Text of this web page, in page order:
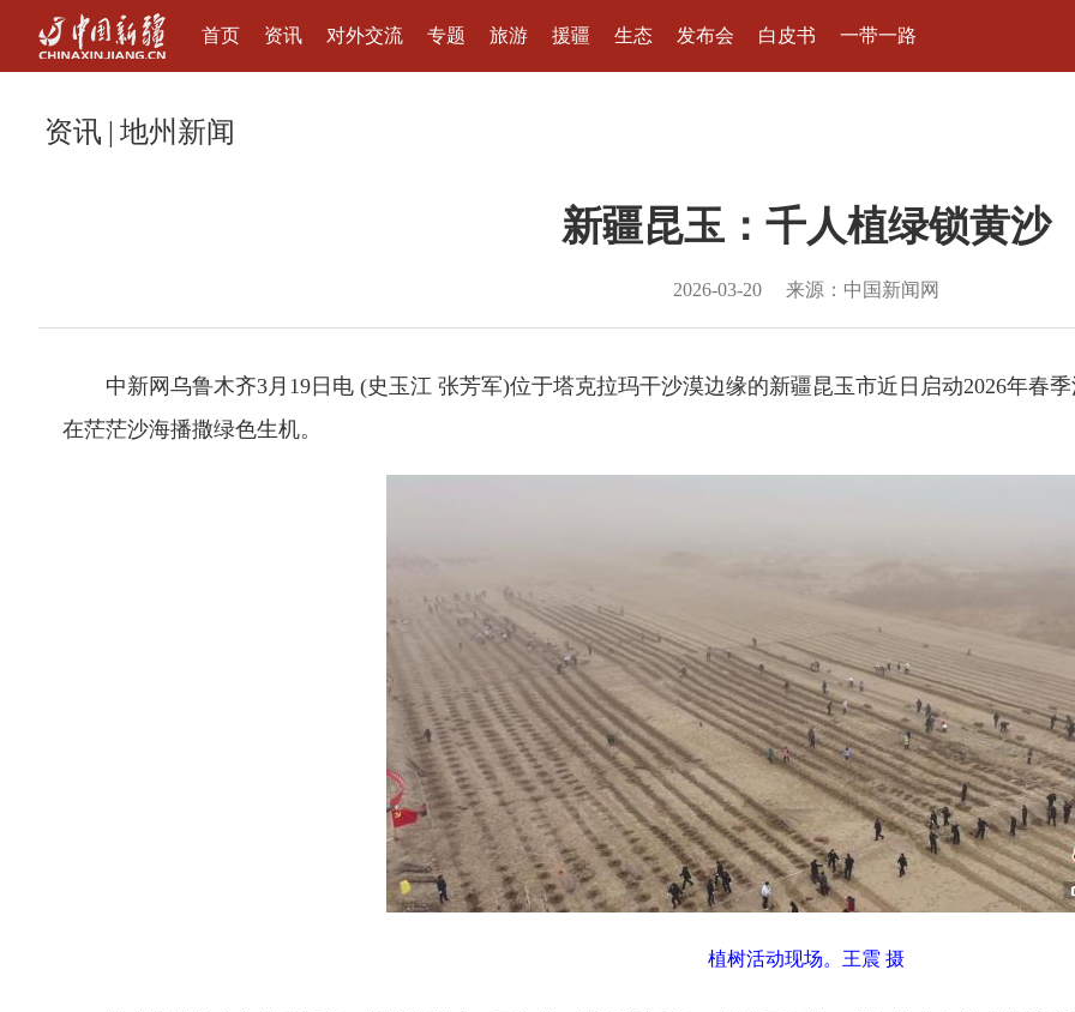
首页 资讯 对外交流 专题 旅游 援疆 生态 发布会 白皮书 一带一路
资讯 | 地州新闻
新疆昆玉：千人植绿锁黄沙
2026-03-20 来源：中国新闻网
中新网乌鲁木齐3月19日电 (史玉江 张芳军)位于塔克拉玛干沙漠边缘的新疆昆玉市近日启动2026年春
在茫茫沙海播撒绿色生机。
植树活动现场。王震 摄